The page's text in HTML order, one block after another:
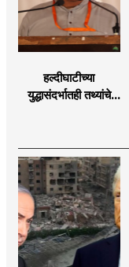
हल्दीघाटीच्या
युद्धासंदर्भातही तथ्यांचे
मोहनजी भागवत